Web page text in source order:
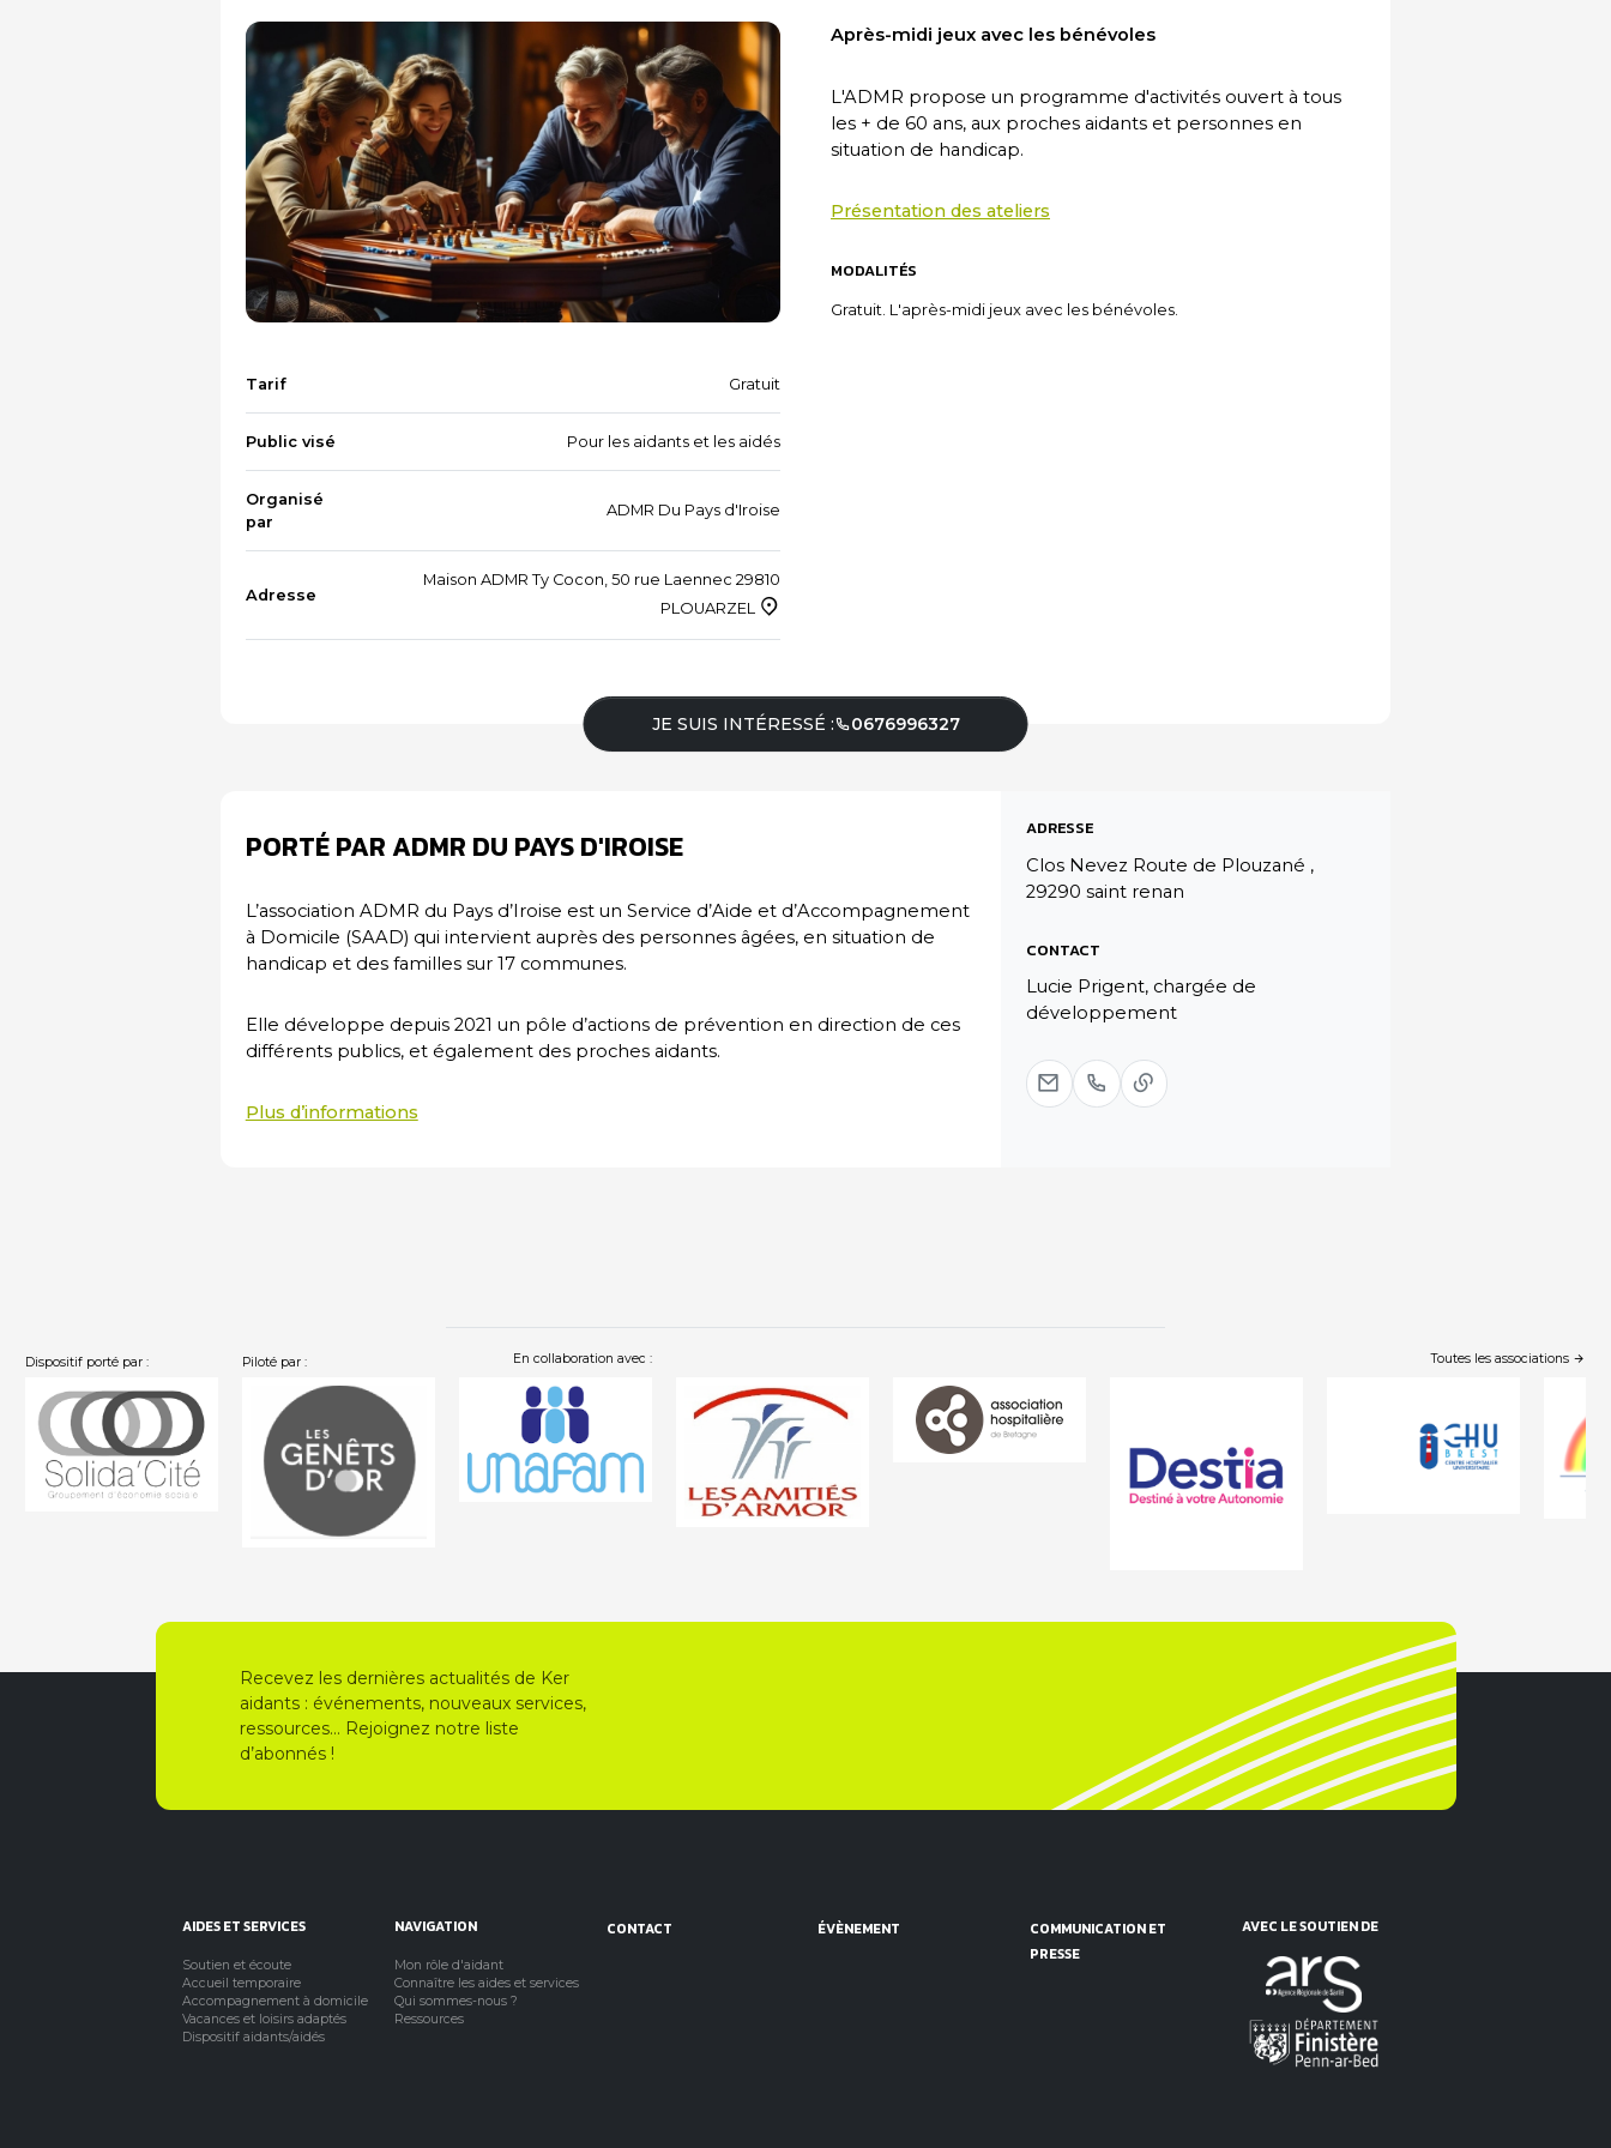
Tarif Gratuit
Public visé Pour les aidants et les aidés
Organisé
par
ADMR Du Pays d'Iroise
Adresse
Maison ADMR Ty Cocon, 50 rue Laennec 29810
PLOUARZEL
Après-midi jeux avec les bénévoles
L'ADMR propose un programme d'activités ouvert à tous
les + de 60 ans, aux proches aidants et personnes en
situation de handicap.
Présentation des ateliers
MODALITÉS
Gratuit. L'après-midi jeux avec les bénévoles.
JE SUIS INTÉRESSÉ : 0676996327
PORTÉ PAR ADMR DU PAYS D'IROISE
L’association ADMR du Pays d’Iroise est un Service d’Aide et d’Accompagnement
à Domicile (SAAD) qui intervient auprès des personnes âgées, en situation de
handicap et des familles sur 17 communes.
Elle développe depuis 2021 un pôle d’actions de prévention en direction de ces
différents publics, et également des proches aidants.
Plus d’informations
ADRESSE
Clos Nevez Route de Plouzané ,
29290 saint renan
CONTACT
Lucie Prigent, chargée de
développement
Dispositif porté par : Piloté par : En collaboration avec : Toutes les associations
Recevez les dernières actualités de Ker
aidants : événements, nouveaux services,
ressources… Rejoignez notre liste
d’abonnés !
AIDES ET SERVICES
Soutien et écoute
Accueil temporaire
Accompagnement à domicile
Vacances et loisirs adaptés
Dispositif aidants/aidés
NAVIGATION
Mon rôle d'aidant
Connaître les aides et services
Qui sommes-nous ?
Ressources
CONTACT ÉVÈNEMENT
COMMUNICATION ET
PRESSE
AVEC LE SOUTIEN DE